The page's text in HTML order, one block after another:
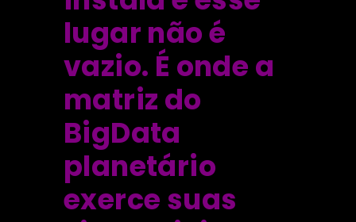
lugar não é
vazio. É onde a
matriz do
BigData
planetário
exerce suas